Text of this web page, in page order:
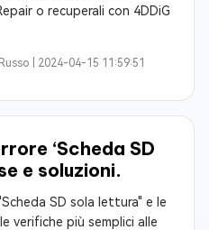
o recuperali con 4DDiG
| 2024-04-15 11:59:51
‘Scheda SD
e soluzioni.
SD sola lettura" e le
verifiche più semplici alle